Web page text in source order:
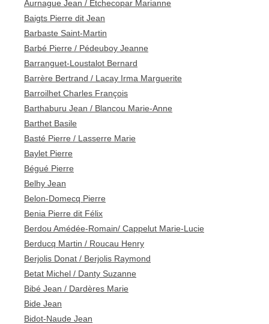
Aurnague Jean / Etchecopar Marianne
Baigts Pierre dit Jean
Barbaste Saint-Martin
Barbé Pierre / Pédeuboy Jeanne
Barranguet-Loustalot Bernard
Barrère Bertrand / Lacay Irma Marguerite
Barroilhet Charles François
Barthaburu Jean / Blancou Marie-Anne
Barthet Basile
Basté Pierre / Lasserre Marie
Baylet Pierre
Bégué Pierre
Belhy Jean
Belon-Domecq Pierre
Benia Pierre dit Félix
Berdou Amédée-Romain/ Cappelut Marie-Lucie
Berducq Martin / Roucau Henry
Berjolis Donat / Berjolis Raymond
Betat Michel / Danty Suzanne
Bibé Jean / Dardères Marie
Bide Jean
Bidot-Naude Jean